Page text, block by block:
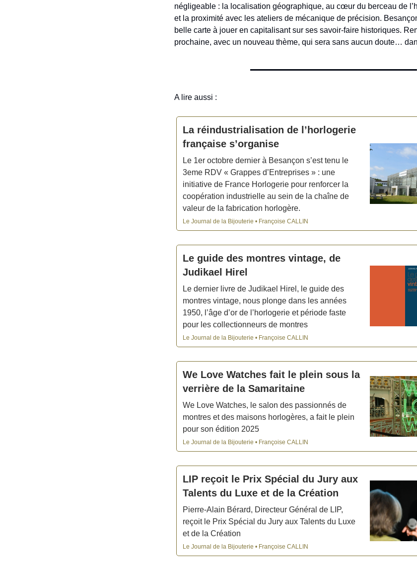
négligeable : la localisation géographique, au cœur du berceau de
et la proximité avec les ateliers de mécanique de précision.
belle carte à jouer en capitalisant sur ses savoir-faire historiques.
prochaine, avec un nouveau thème, qui sera sans aucun doute…
A lire aussi :
La réindustrialisation de l’horlogerie
française s’organise
Le 1er octobre dernier à Besançon s’est tenu le
3eme RDV « Grappes d’Entreprises » : une
initiative de France Horlogerie pour renforcer la
coopération industrielle au sein de la chaîne de
valeur de la fabrication horlogère.
Le Journal de la Bijouterie • Françoise CALLIN
Le guide des montres vintage, de
Judikael Hirel
Le dernier livre de Judikael Hirel, le guide des
montres vintage, nous plonge dans les années
1950, l’âge d’or de l’horlogerie et période faste
pour les collectionneurs de montres
Le Journal de la Bijouterie • Françoise CALLIN
We Love Watches fait le plein sous la
verrière de la Samaritaine
We Love Watches, le salon des passionnés de
montres et des maisons horlogères, a fait le plein
pour son édition 2025
Le Journal de la Bijouterie • Françoise CALLIN
LIP reçoit le Prix Spécial du Jury aux
Talents du Luxe et de la Création
Pierre-Alain Bérard, Directeur Général de LIP,
reçoit le Prix Spécial du Jury aux Talents du Luxe
et de la Création
Le Journal de la Bijouterie • Françoise CALLIN